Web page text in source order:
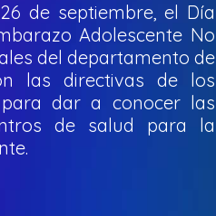
de septiembre, el Día
Adolescente No
del departamento de
las directivas de los
dar a conocer las
de salud para la